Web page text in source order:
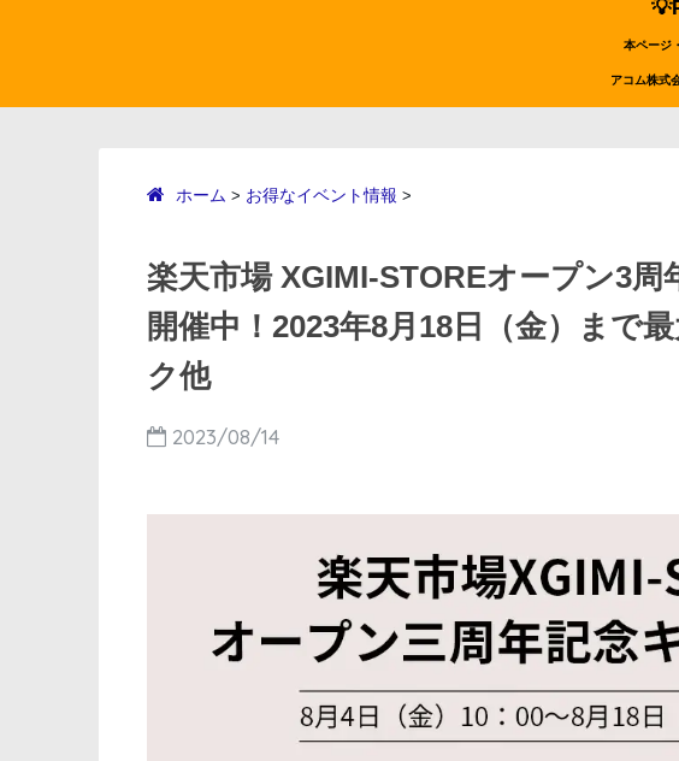
本ページ
アコム株式
ホーム > お得なイベント情報 >
楽天市場 XGIMI-STOREオープン3
開催中！2023年8月18日（金）まで
ク他
2023/08/14